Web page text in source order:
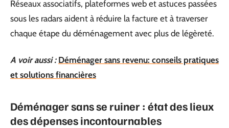
Réseaux associatifs, plateformes web et astuces passées
sous les radars aident à réduire la facture et à traverser
chaque étape du déménagement avec plus de légèreté.
A voir aussi : Déménager sans revenu: conseils pratiques
et solutions financières
Déménager sans se ruiner : état des lieux
des dépenses incontournables